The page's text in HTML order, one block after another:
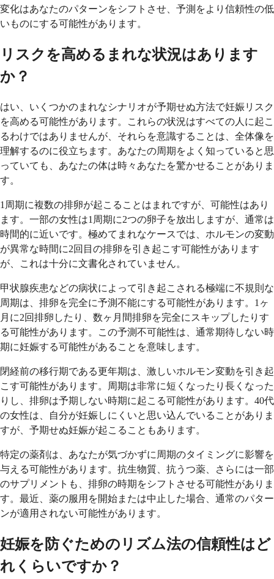
変化はあなたのパターンをシフトさせ、予測をより信頼性の低
いものにする可能性があります。
リスクを高めるまれな状況はあります
か？
はい、いくつかのまれなシナリオが予期せぬ方法で妊娠リスク
を高める可能性があります。これらの状況はすべての人に起こ
るわけではありませんが、それらを意識することは、全体像を
理解するのに役立ちます。あなたの周期をよく知っていると思
っていても、あなたの体は時々あなたを驚かせることがありま
す。
1周期に複数の排卵が起こることはまれですが、可能性はあり
ます。一部の女性は1周期に2つの卵子を放出しますが、通常は
時間的に近いです。極めてまれなケースでは、ホルモンの変動
が異常な時間に2回目の排卵を引き起こす可能性があります
が、これは十分に文書化されていません。
甲状腺疾患などの病状によって引き起こされる極端に不規則な
周期は、排卵を完全に予測不能にする可能性があります。1ヶ
月に2回排卵したり、数ヶ月間排卵を完全にスキップしたりす
る可能性があります。この予測不可能性は、通常期待しない時
期に妊娠する可能性があることを意味します。
閉経前の移行期である更年期は、激しいホルモン変動を引き起
こす可能性があります。周期は非常に短くなったり長くなった
りし、排卵は予期しない時期に起こる可能性があります。40代
の女性は、自分が妊娠しにくいと思い込んでいることがありま
すが、予期せぬ妊娠が起こることもあります。
特定の薬剤は、あなたが気づかずに周期のタイミングに影響を
与える可能性があります。抗生物質、抗うつ薬、さらには一部
のサプリメントも、排卵の時期をシフトさせる可能性がありま
す。最近、薬の服用を開始または中止した場合、通常のパター
ンが適用されない可能性があります。
妊娠を防ぐためのリズム法の信頼性はど
れくらいですか？